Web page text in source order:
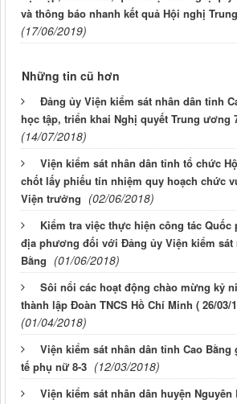
và thông báo nhanh kết quả Hội nghị
(17/06/2019)
Những tin cũ hơn
Đảng ủy Viện kiểm sát nhân dân tỉnh
học tập, triển khai Nghị quyết Trung ương
(14/07/2018)
Viện kiểm sát nhân dân tỉnh tổ chức
chốt lấy phiếu tín nhiệm quy hoạch chức
Viện trưởng (02/06/2018)
Kiểm tra việc thực hiện công tác Quốc
địa phương đối với Đảng ủy Viện kiểm sát
Bằng (01/06/2018)
Sôi nổi các hoạt động chào mừng kỷ
thành lập Đoàn TNCS Hồ Chí Minh ( 26/03/
(01/04/2018)
Viện kiểm sát nhân dân tỉnh Cao Bằng
tế phụ nữ 8-3 (12/03/2018)
Viện kiểm sát nhân dân huyện